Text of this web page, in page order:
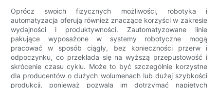
Oprócz swoich fizycznych możliwości, robotyka i
automatyzacja oferują również znaczące korzyści w zakresie
wydajności i produktywności. Zautomatyzowane linie
pakujące wyposażone w systemy robotyczne mogą
pracować w sposób ciągły, bez konieczności przerw i
odpoczynku, co przekłada się na wyższą przepustowość i
skrócenie czasu cyklu. Może to być szczególnie korzystne
dla producentów o dużych wolumenach lub dużej szybkości
produkcji, ponieważ pozwala im dotrzymać napiętych